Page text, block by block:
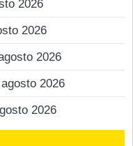
2026
2026
2026
2026
2026